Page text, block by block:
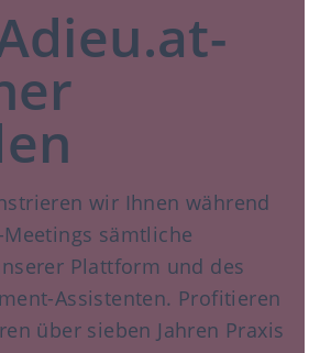
wir Ihnen während
sämtliche
Plattform und des
Assistenten. Profitieren
über sieben Jahren Praxis